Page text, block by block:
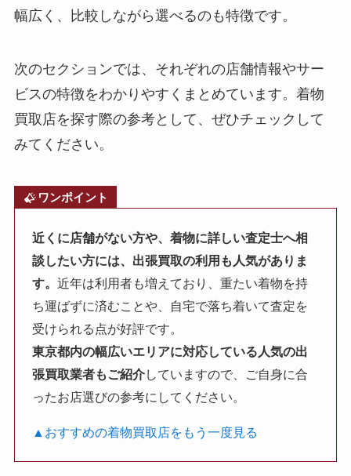
幅広く、比較しながら選べるのも特徴です。
次のセクションでは、それぞれの店舗情報やサー
ビスの特徴をわかりやすくまとめています。着物
買取店を探す際の参考として、ぜひチェックして
みてください。
ワンポイント
近くに店舗がない方や、着物に詳しい査定士へ相
談したい方には、出張買取の利用も人気がありま
す。近年は利用者も増えており、重たい着物を持
ち運ばずに済むことや、自宅で落ち着いて査定を
受けられる点が好評です。
東京都内の幅広いエリアに対応している人気の出
張買取業者もご紹介していますので、ご自身に合
ったお店選びの参考にしてください。
▲おすすめの着物買取店をもう一度見る